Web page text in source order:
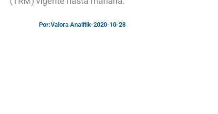
Por:Valora Analitik-2020-10-28